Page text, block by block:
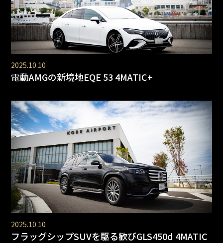
2025.10.10
電動AMGの新境地EQE 53 4MATIC+
2025.10.10
フラッグシップSUVを駆る歓びGLS450d 4MATIC